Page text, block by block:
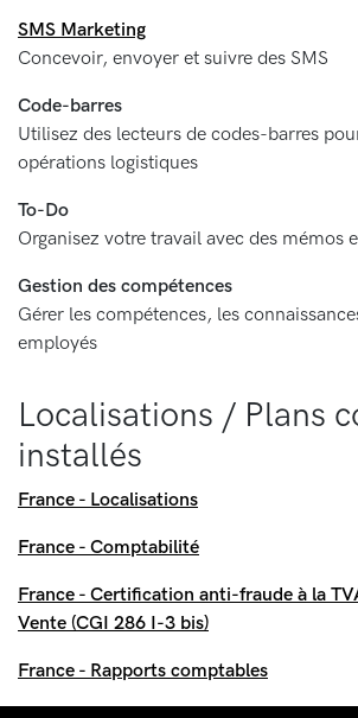
SMS Marketing
Concevoir, envoyer et suivre des SMS
Code-barres
Utilisez des lecteurs de codes-barres
opérations logistiques
To-Do
Organisez votre travail avec des mémos
Gestion des compétences
Gérer les compétences, les
employés
Localisations / Plans
installés
France - Localisations
France - Comptabilité
France - Certification anti-fraude à la
Vente (CGI 286 I-3 bis)
France - Rapports comptables